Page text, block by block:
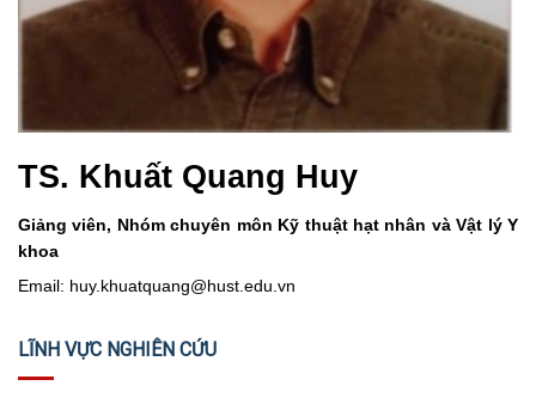
TS. Khuất Quang Huy
Giảng viên, Nhóm chuyên môn Kỹ thuật hạt nhân và Vật lý Y
khoa
Email: huy.khuatquang@hust.edu.vn
LĨNH VỰC NGHIÊN CỨU